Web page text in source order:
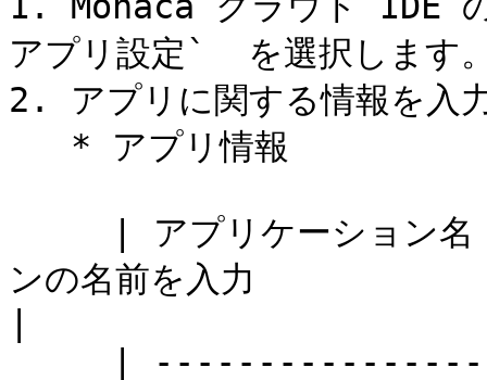
アプリ設定`  を選択します
2. アプリに関する情報を入
ンの名前を入力